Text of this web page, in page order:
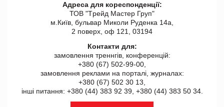
Адреса для кореспонденції:
ТОВ "Tрейд Мастер Груп"
м.Київ, бульвар Миколи Руденка 14а,
2 поверх, оф 121, 03194
Контакти для:
замовлення треннгів, конференцій:
+380 (67) 502-99-00,
замовлення реклами на порталі, журналах:
+380 (67) 502 30 13,
інші питання: +380 (44) 383 92 39, +380 (44) 383 50 34.